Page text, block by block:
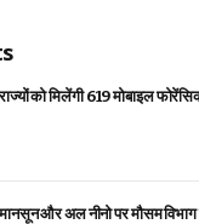
राज्यों को मिलेंगी 619 मोबाइल
मानसून और अल नीनो पर मौसम